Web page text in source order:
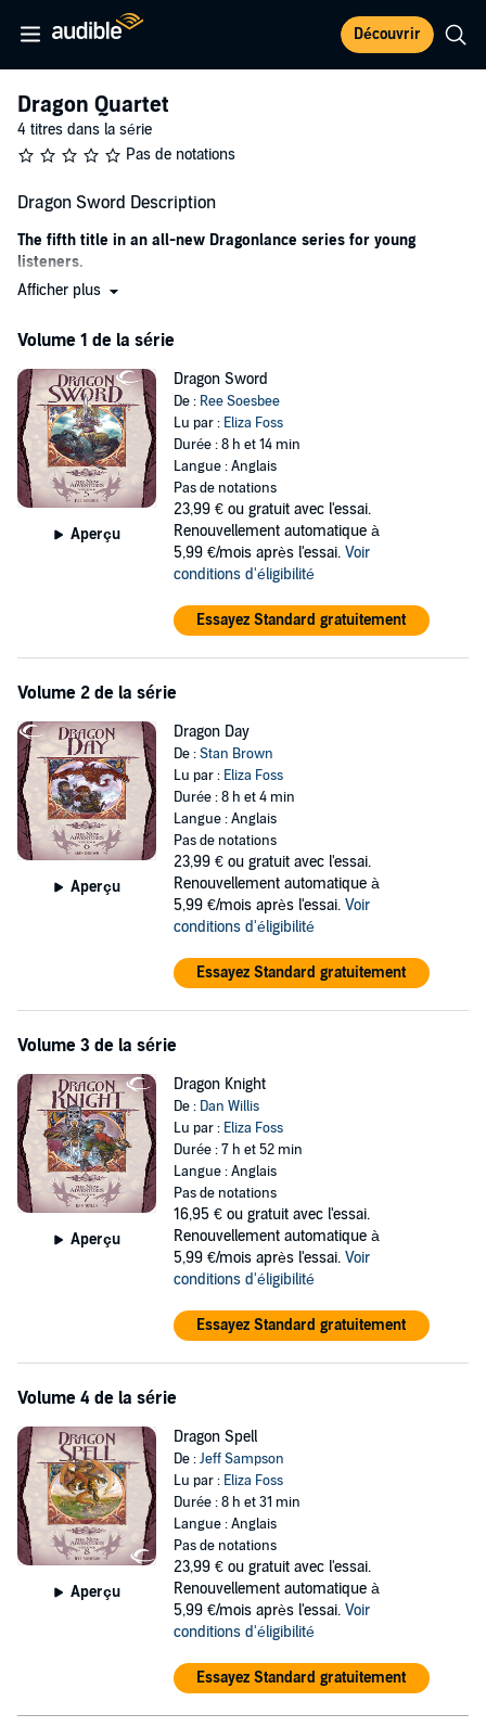
Découvrir
Dragon Quartet
4 titres dans la série
Pas de notations
Dragon Sword Description
The fifth title in an all-new Dragonlance series for young
listeners.
Dragon Sword continues a new series of Dragonlance adventures
young listener market, the series features a new group of young
during the golden age of the Dragonlance world.
©2005 Wizards of the Coast LLC (P)2012 Audible, Inc.
Afficher plus
Volume 1 de la série
Aperçu
Dragon Sword
De : Ree Soesbee
Lu par : Eliza Foss
Durée : 8 h et 14 min
Langue : Anglais
Pas de notations
23,99 € ou gratuit avec l'essai.
Renouvellement automatique à
5,99 €/mois après l'essai. Voir
conditions d'éligibilité
Essayez Standard gratuitement
Volume 2 de la série
Aperçu
Dragon Day
De :Stan Brown
Lu par : Eliza Foss
Durée : 8 h et 4 min
Langue : Anglais
Pas de notations
23,99 € ou gratuit avec l'essai.
Renouvellement automatique à
5,99 €/mois après l'essai. Voir
conditions d'éligibilité
Essayez Standard gratuitement
Volume 3 de la série
Aperçu
Dragon Knight
De : Dan Willis
Lu par : Eliza Foss
Durée : 7 h et 52 min
Langue : Anglais
Pas de notations
16,95 € ou gratuit avec l'essai.
Renouvellement automatique à
5,99 €/mois après l'essai. Voir
conditions d'éligibilité
Essayez Standard gratuitement
Volume 4 de la série
Aperçu
Dragon Spell
De :Jeff Sampson
Lu par : Eliza Foss
Durée : 8 h et 31 min
Langue : Anglais
Pas de notations
23,99 € ou gratuit avec l'essai.
Renouvellement automatique à
5,99 €/mois après l'essai. Voir
conditions d'éligibilité
Essayez Standard gratuitement